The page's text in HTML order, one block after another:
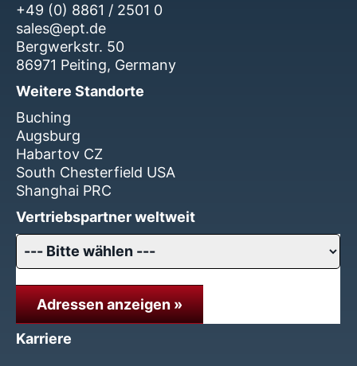
+49 (0) 8861 / 2501 0
sales@ept.de
Bergwerkstr. 50
86971 Peiting, Germany
Weitere Standorte
Buching
Augsburg
Habartov CZ
South Chesterfield USA
Shanghai PRC
Vertriebspartner weltweit
Adressen anzeigen »
Karriere